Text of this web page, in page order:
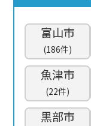
富山市
(186件)
魚津市
(22件)
黒部市